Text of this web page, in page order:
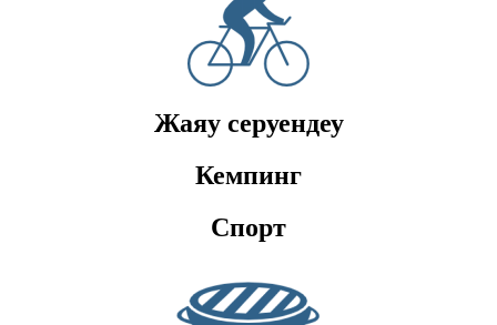
Жаяу серуендеу
Кемпинг
Спорт